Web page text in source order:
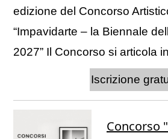
edizione del Concorso
“Impavidarte – la Biennale
2027” Il Concorso si articola
Iscrizione
Concorso